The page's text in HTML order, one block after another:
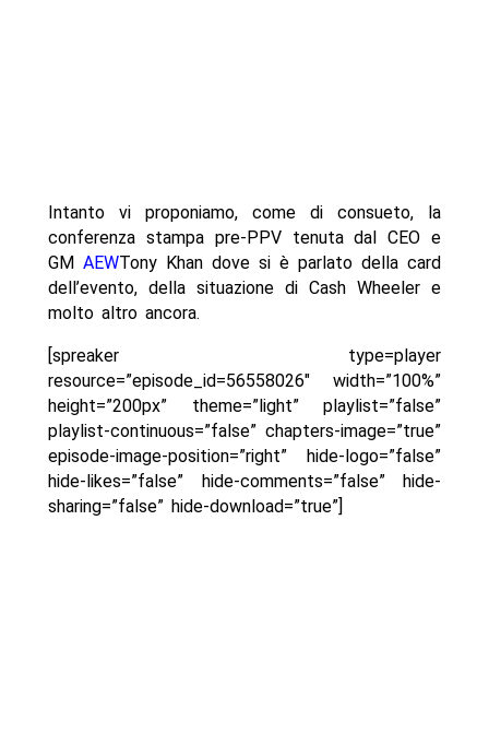
Intanto vi proponiamo, come di consueto, la
conferenza stampa pre-PPV tenuta dal CEO e
GM AEWTony Khan dove si è parlato della card
dell’evento, della situazione di Cash Wheeler e
molto altro ancora.
[spreaker type=player
resource=”episode_id=56558026″ width=”100%”
height=”200px” theme=”light” playlist=”false”
playlist-continuous=”false” chapters-image=”true”
episode-image-position=”right” hide-logo=”false”
hide-likes=”false” hide-comments=”false” hide-
sharing=”false” hide-download=”true”]